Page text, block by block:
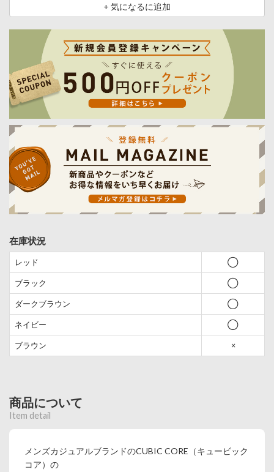
+ 気になるに追加
在庫状況
レッド ◯
ブラック ◯
ダークブラウン ◯
ネイビー ◯
ブラウン ×
商品について
Item detail
メンズカジュアルブランドのCUBIC CORE（キュービック
コア）の